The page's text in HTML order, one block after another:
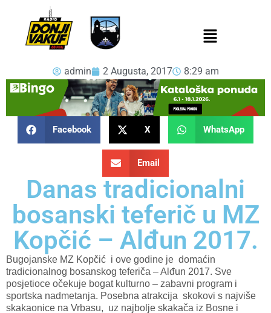
admin 2 Augusta, 2017 8:29 am
Facebook X WhatsApp
Email
Danas tradicionalni
bosanski teferič u MZ
Kopčić – Alđun 2017.
Bugojanske MZ Kopčić i ove godine je domaćin
tradicionalnog bosanskog teferiča – Alđun 2017. Sve
posjetioce očekuje bogat kulturno – zabavni program i
sportska nadmetanja. Posebna atrakcija skokovi s najviše
skakaonice na Vrbasu, uz najbolje skakača iz Bosne i